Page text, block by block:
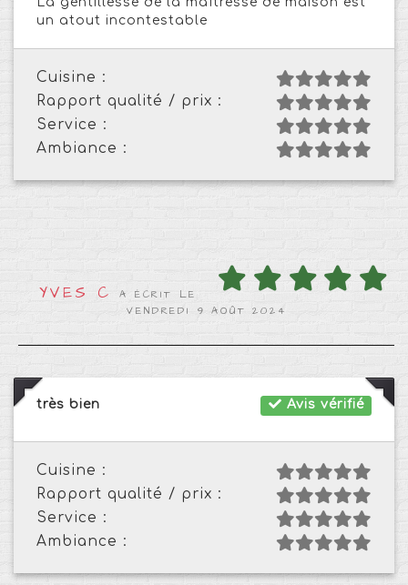
un atout incontestable
Cuisine :
Rapport qualité / prix :
Service :
Ambiance :
YVES C
A ÉCRIT LE
VENDREDI 9 AOÛT 2024
Avis vérifié
très bien
Cuisine :
Rapport qualité / prix :
Service :
Ambiance :